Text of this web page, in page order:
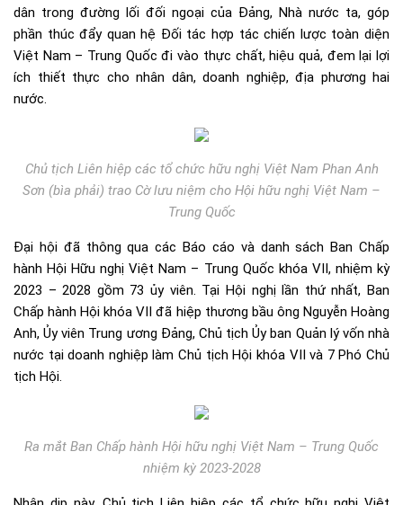
dân trong đường lối đối ngoại của Đảng, Nhà nước ta, góp
phần thúc đẩy quan hệ Đối tác hợp tác chiến lược toàn diện
Việt Nam – Trung Quốc đi vào thực chất, hiệu quả, đem lại lợi
ích thiết thực cho nhân dân, doanh nghiệp, địa phương hai
nước.
Chủ tịch Liên hiệp các tổ chức hữu nghị Việt Nam Phan Anh
Sơn (bìa phải) trao Cờ lưu niệm cho Hội hữu nghị Việt Nam –
Trung Quốc
Đại hội đã thông qua các Báo cáo và danh sách Ban Chấp
hành Hội Hữu nghị Việt Nam – Trung Quốc khóa VII, nhiệm kỳ
2023 – 2028 gồm 73 ủy viên. Tại Hội nghị lần thứ nhất, Ban
Chấp hành Hội khóa VII đã hiệp thương bầu ông Nguyễn Hoàng
Anh, Ủy viên Trung ương Đảng, Chủ tịch Ủy ban Quản lý vốn nhà
nước tại doanh nghiệp làm Chủ tịch Hội khóa VII và 7 Phó Chủ
tịch Hội.
Ra mắt Ban Chấp hành Hội hữu nghị Việt Nam – Trung Quốc
nhiệm kỳ 2023-2028